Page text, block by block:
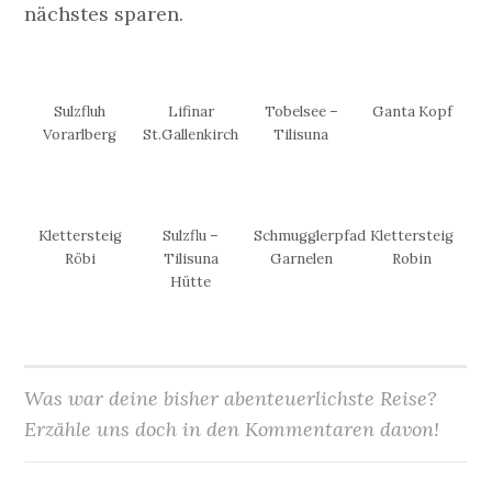
nächstes sparen.
Sulzfluh
Vorarlberg
Lifinar
St.Gallenkirch
Tobelsee –
Tilisuna
Ganta Kopf
Klettersteig
Röbi
Sulzflu –
Tilisuna
Hütte
Schmugglerpfad
Garnelen
Klettersteig
Robin
Was war deine bisher abenteuerlichste Reise?
Erzähle uns doch in den Kommentaren davon!